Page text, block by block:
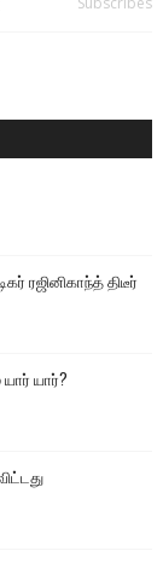
ரஜினிகாந்த் திடீர்
யார்?